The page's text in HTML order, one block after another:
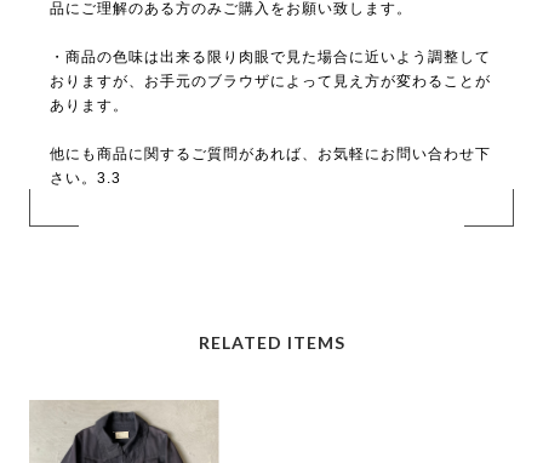
品にご理解のある方のみご購入をお願い致します。
・商品の色味は出来る限り肉眼で見た場合に近いよう調整して
おりますが、お手元のブラウザによって見え方が変わることが
あります。
他にも商品に関するご質問があれば、お気軽にお問い合わせ下
さい。3.3
RELATED ITEMS